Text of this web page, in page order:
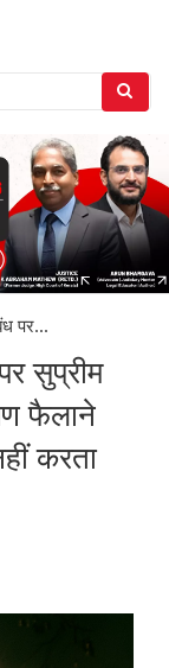
पर...
सुप्रीम
फैलाने
करता